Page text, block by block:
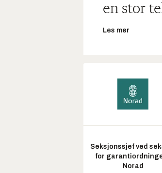
en stor
Les mer
Seksjonssjef ved
for
Norad